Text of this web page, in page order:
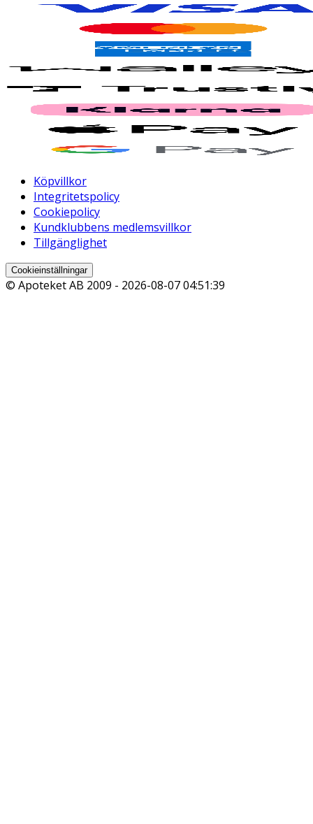
Köpvillkor
Integritetspolicy
Cookiepolicy
Kundklubbens medlemsvillkor
Tillgänglighet
Cookieinställningar
© Apoteket AB 2009 - 2026-08-07 04:51:39